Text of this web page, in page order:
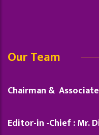
Our Team
Chairman &
Editor-in -Chief : Mr.